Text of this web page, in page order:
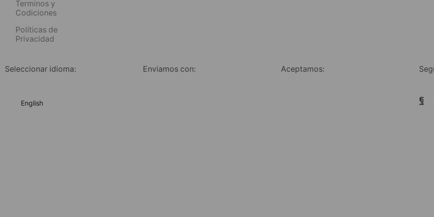
Terminos y
Codiciones
Políticas de
Privacidad
Seleccionar idioma:
English
Enviamos con: Aceptamos: